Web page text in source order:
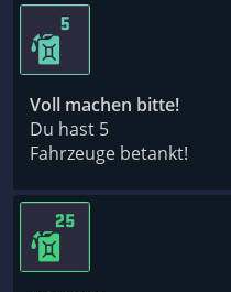
Voll machen bitte!
Du hast 5
Fahrzeuge betankt!